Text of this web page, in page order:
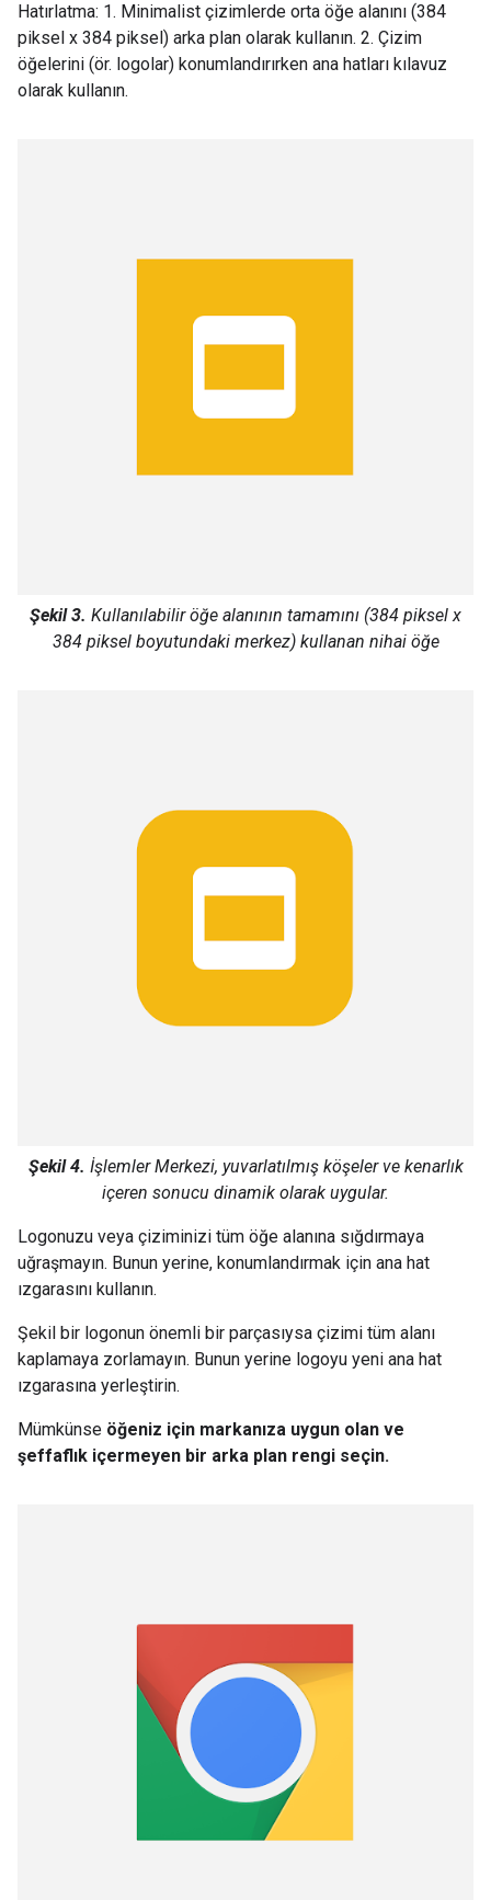
Hatırlatma: 1. Minimalist çizimlerde orta öğe alanını (384
piksel x 384 piksel) arka plan olarak kullanın. 2. Çizim
öğelerini (ör. logolar) konumlandırırken ana hatları kılavuz
olarak kullanın.
Şekil 3. Kullanılabilir öğe alanının tamamını (384 piksel x
384 piksel boyutundaki merkez) kullanan nihai öğe
Şekil 4. İşlemler Merkezi, yuvarlatılmış köşeler ve kenarlık
içeren sonucu dinamik olarak uygular.
Logonuzu veya çiziminizi tüm öğe alanına sığdırmaya
uğraşmayın. Bunun yerine, konumlandırmak için ana hat
ızgarasını kullanın.
Şekil bir logonun önemli bir parçasıysa çizimi tüm alanı
kaplamaya zorlamayın. Bunun yerine logoyu yeni ana hat
ızgarasına yerleştirin.
Mümkünse öğeniz için markanıza uygun olan ve
şeffaflık içermeyen bir arka plan rengi seçin.